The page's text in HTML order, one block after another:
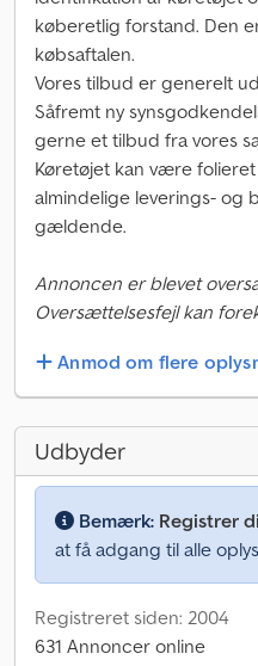
køberetlig forstand. Den
købsaftalen.
Vores tilbud er generelt
Såfremt ny
gerne et tilbud fra vores
Køretøjet kan være
almindelige leverings- og
gældende.
Annoncen er blevet
Oversættelsesfejl kan
Anmod om flere
Udbyder
Bemærk: Registrer
at få adgang til alle
Registreret siden: 2004
631 Annoncer online